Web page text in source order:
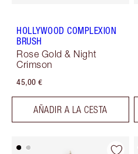
HOLLYWOOD COMPLEXION
BRUSH
Rose Gold & Night
Crimson
45,00 €
AÑADIR A LA CESTA